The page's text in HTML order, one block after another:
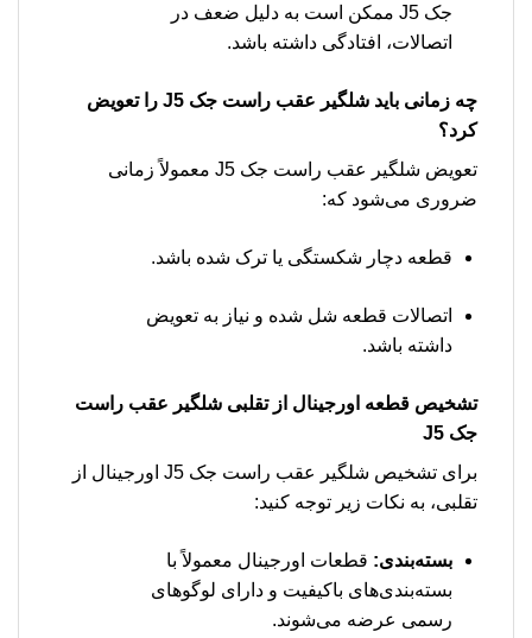
جک J5 ممکن است به دلیل ضعف در
اتصالات، افتادگی داشته باشد.
چه زمانی باید شلگیر عقب راست جک J5 را تعویض
کرد؟
تعویض شلگیر عقب راست جک J5 معمولاً زمانی
ضروری می‌شود که:
قطعه دچار شکستگی یا ترک شده باشد.
اتصالات قطعه شل شده و نیاز به تعویض
داشته باشد.
تشخیص قطعه اورجینال از تقلبی شلگیر عقب راست
جک J5
برای تشخیص شلگیر عقب راست جک J5 اورجینال از
تقلبی، به نکات زیر توجه کنید:
بسته‌بندی: قطعات اورجینال معمولاً با
بسته‌بندی‌های باکیفیت و دارای لوگوهای
رسمی عرضه می‌شوند.